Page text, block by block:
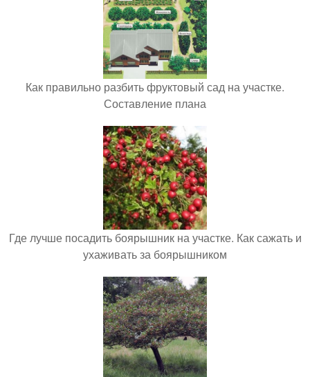
Как правильно разбить фруктовый сад на участке.
Составление плана
Где лучше посадить боярышник на участке. Как сажать и
ухаживать за боярышником